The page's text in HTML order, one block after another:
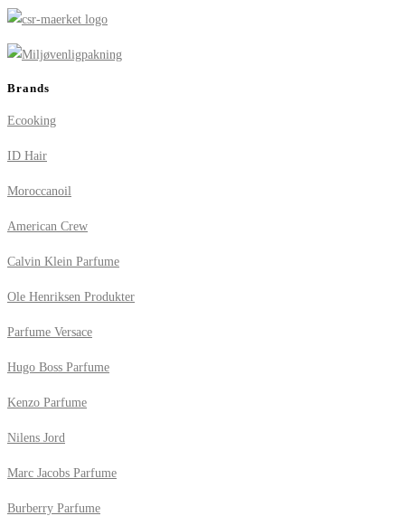
Brands
Ecooking
ID Hair
Moroccanoil
American Crew
Calvin Klein Parfume
Ole Henriksen Produkter
Parfume Versace
Hugo Boss Parfume
Kenzo Parfume
Nilens Jord
Marc Jacobs Parfume
Burberry Parfume